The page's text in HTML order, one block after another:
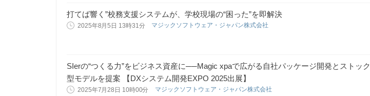
打てば響く”校務支援システムが、学校現場の“困った”を即解決
2025年8月5日 13時31分 マジックソフトウェア・ジャパン株式会社
SIerの“つくる力”をビジネス資産に──Magic xpaで広がる自社パッケージ開発とストック
型モデルを提案 【DXシステム開発EXPO 2025出展】
2025年7月28日 10時00分 マジックソフトウェア・ジャパン株式会社